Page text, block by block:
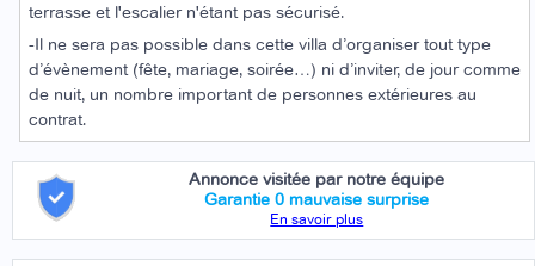
terrasse et l'escalier n'étant pas sécurisé.
-Il ne sera pas possible dans cette villa d’organiser tout type
d’évènement (fête, mariage, soirée…) ni d’inviter, de jour comme
de nuit, un nombre important de personnes extérieures au
contrat.
Annonce visitée par notre équipe
Garantie 0 mauvaise surprise
En savoir plus